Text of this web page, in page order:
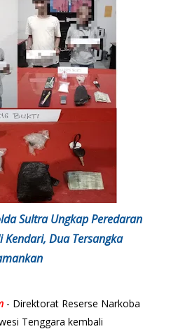
Sultra Ungkap Peredaran
Kendari, Dua Tersangka
- Direktorat Reserse Narkoba
Tenggara kembali